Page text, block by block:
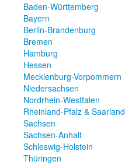
Baden-Württemberg
Bayern
Berlin-Brandenburg
Bremen
Hamburg
Hessen
Mecklenburg-Vorpommern
Niedersachsen
Nordrhein-Westfalen
Rheinland-Pfalz & Saarland
Sachsen
Sachsen-Anhalt
Schleswig-Holstein
Thüringen